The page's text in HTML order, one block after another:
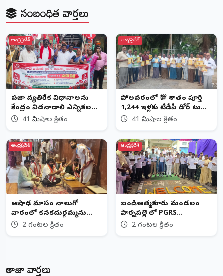
సంబంధిత వార్తలు
ఆంధ్రప్రదేశ్
ప్రజా వ్యతిరేక విధానాలను
కేంద్రం విడనాడాలి ఎన్నికల
హామీలను అమలు చేయాలని
41 నిమిషాల క్రితం
ఆంధ్రప్రదేశ్
పోలవరంలో 💯 శాతం పూర్తి
1,244 ఇళ్లకు టీడీపీ డోర్‌ టు
డోర్‌ మరిడి వెంకటేశ్వర రావు41 నిమిషాల క్రితం
ఆంధ్రప్రదేశ్
ఆషాఢ మాసం నాలుగో
వారంలో కనకదుర్గమ్మను
దర్శించుకున్న ఏపీ హెచ్‌జీ స్టేట్
2 గంటల క్రితం
ఆంధ్రప్రదేశ్
బండిఆత్మకూరు మండలం
పార్నపల్లె లో PGRS
నిర్వహించిన కలెక్టర్
2 గంటల క్రితం
తాజా వార్తలు